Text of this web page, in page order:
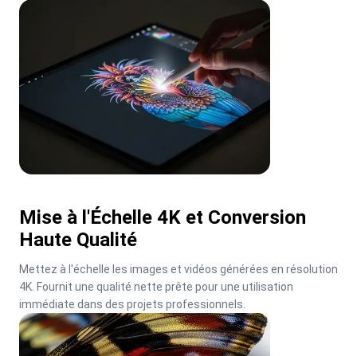
Mise à l'Échelle 4K et Conversion
Haute Qualité
Mettez à l'échelle les images et vidéos générées en résolution
4K. Fournit une qualité nette prête pour une utilisation
immédiate dans des projets professionnels.